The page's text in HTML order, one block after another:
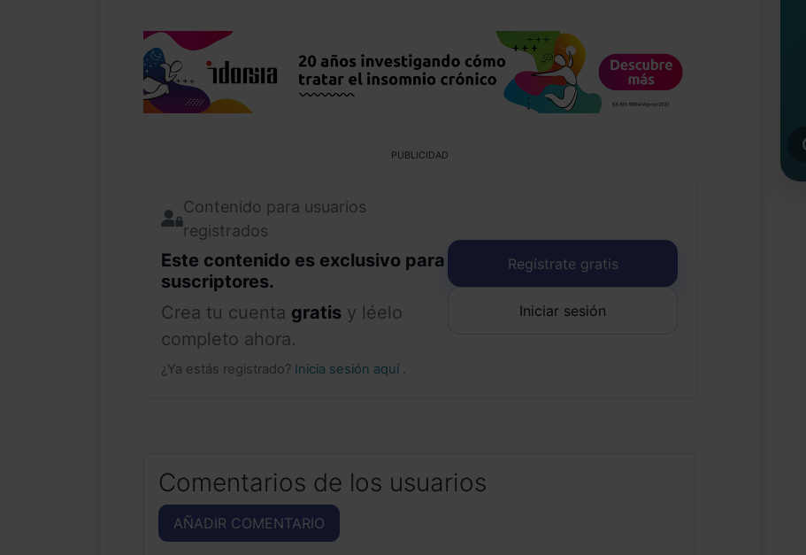
PUBLICIDAD
Contenido para usuarios
registrados
Este contenido es exclusivo para
suscriptores.
Crea tu cuenta gratis y léelo
completo ahora.
¿Ya estás registrado? Inicia sesión aquí .
Regístrate gratis
Iniciar sesión
Comentarios de los usuarios
AÑADIR COMENTARIO